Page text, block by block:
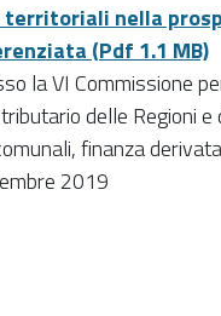
nella
(Pdf 1.1 MB)
la VI Commissione
delle Regioni e
finanza
2019